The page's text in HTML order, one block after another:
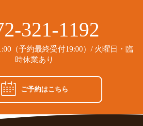
321-1192
（予約最終受付19:00）/ 火曜日・臨
時休業あり
ご予約はこちら